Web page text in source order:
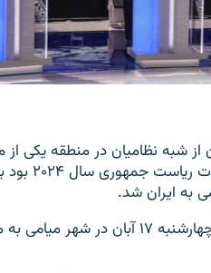
شبه نظامیان در منطقه یکی
مناظره پنج
به ایران شد.
سومین مناظره نامزدهای جمهوری‌خواه شامگاه چهارشنبه